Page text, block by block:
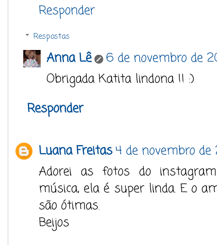
Responder
Respostas
Anna Lê
6 de novembro de
Obrigada Katita lindona !! :)
Responder
Luana Freitas4 de novembro de
Adorei as fotos do
música, ela é super linda. E o
são ótimas.
Beijos